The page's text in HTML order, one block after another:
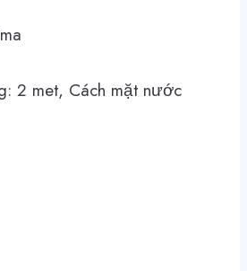
2 met, Cách mặt nước